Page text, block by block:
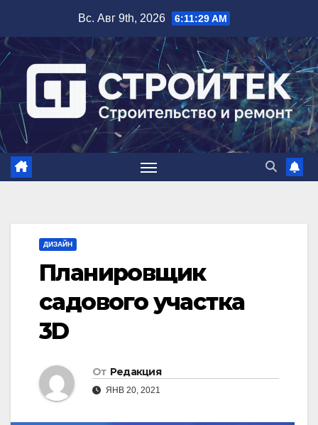
содержимому
Вс. Авг 9th, 2026 6:11:30 AM
ДИЗАЙН
Планировщик
садового участка
3D
От Редакция
ЯНВ 20, 2021